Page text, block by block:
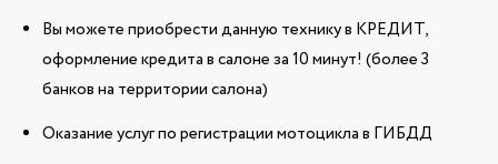
Вы можете приобрести данную технику в КРЕДИТ,
оформление кредита в салоне за 10 минут! (более 3
банков на территории салона)
Оказание услуг по регистрации мотоцикла в ГИБДД